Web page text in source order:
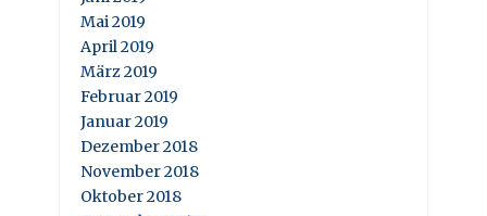
Mai 2019
April 2019
März 2019
Februar 2019
Januar 2019
Dezember 2018
November 2018
Oktober 2018